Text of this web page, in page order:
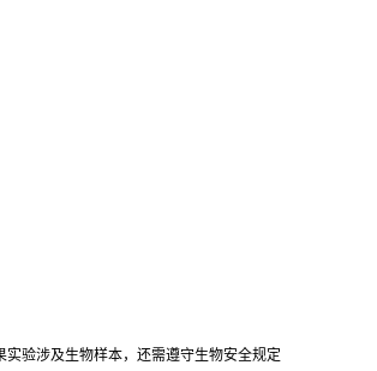
验涉及生物样本，还需遵守生物安全规定